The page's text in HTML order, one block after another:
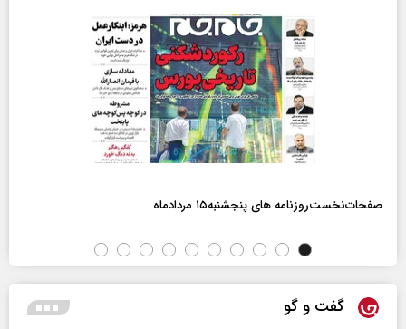
صفحات‌نخست‌روزنامه ها‌ی پنجشنبه‌۱۵ مردادماه
گفت و گو